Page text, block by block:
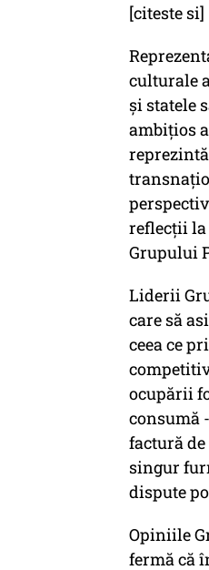
[citeste si]
culturale
și statele
ambițios
reflecții la
Grupului
Liderii
care să
ceea ce
ocupării
consumă
factură
singur
dispute
Opiniile
fermă că